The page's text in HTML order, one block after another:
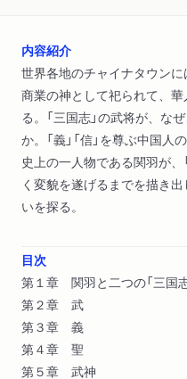
内容紹介
世界各地のチャイナタウン
商業の神として祀られて、
る。「三国志」の武将が、な
か。「義」「信」を尊ぶ中国
史上の一人物である関羽が、
く変貌を遂げるまでを描き
いを探る。
目次
第１章 関羽と二つの「三国志
第２章 武
第３章 義
第４章 聖
第５章 武神